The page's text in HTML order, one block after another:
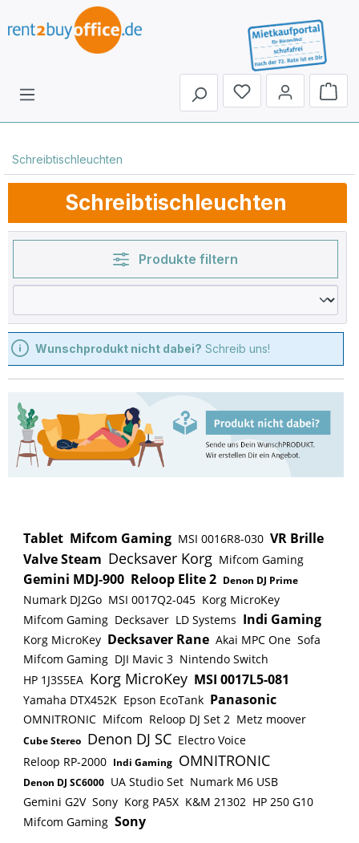
Du hast 0 Produkte
Schreibtischleuchten
Schreibtischleuchten
Produkte filtern
Wunschprodukt nicht dabei? Schreib uns!
Tablet Mifcom Gaming MSI 0016R8-030 VR Brille
Valve Steam Decksaver Korg Mifcom Gaming
Gemini MDJ-900 Reloop Elite 2 Denon DJ Prime
Numark DJ2Go MSI 0017Q2-045 Korg MicroKey
Mifcom Gaming Decksaver LD Systems Indi Gaming
Korg MicroKey Decksaver Rane Akai MPC One Sofa
Mifcom Gaming DJI Mavic 3 Nintendo Switch
HP 1J3S5EA Korg MicroKey MSI 0017L5-081
Yamaha DTX452K Epson EcoTank Panasonic
OMNITRONIC Mifcom Reloop DJ Set 2 Metz moover
Cube Stereo Denon DJ SC Electro Voice
Reloop RP-2000 Indi Gaming OMNITRONIC
Denon DJ SC6000 UA Studio Set Numark M6 USB
Gemini G2V Sony Korg PA5X K&M 21302 HP 250 G10
Mifcom Gaming Sony